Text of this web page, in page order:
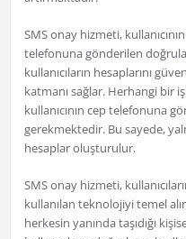
SMS onay hizmeti,
telefonuna gönderilen
kullanıcıların hesaplarını
katmanı sağlar. Herhangi bir
kullanıcının cep telefonuna
gerekmektedir. Bu sayede,
hesaplar oluşturulur.
SMS onay hizmeti,
kullanılan teknolojiyi temel
herkesin yanında taşıdığı